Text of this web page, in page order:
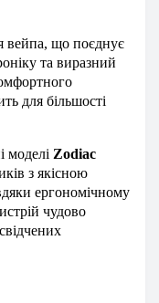
вейпа, що поєднує
та виразний
для більшості
моделі Zodiac
з якісною
ергономічному
чудово